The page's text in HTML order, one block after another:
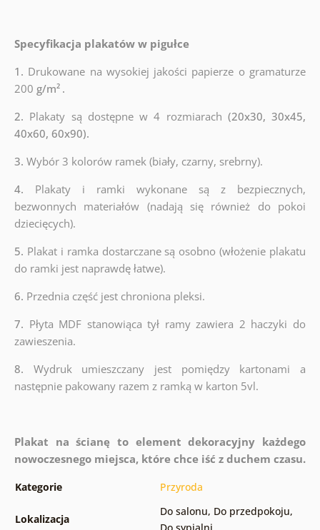
Specyfikacja plakatów w pigułce
1. Drukowane na wysokiej jakości papierze o gramaturze
200 g/m² .
2. Plakaty są dostępne w 4 rozmiarach (20x30, 30x45,
40x60, 60x90).
3. Wybór 3 kolorów ramek (biały, czarny, srebrny).
4. Plakaty i ramki wykonane są z bezpiecznych,
bezwonnych materiałów (nadają się również do pokoi
dziecięcych).
5. Plakat i ramka dostarczane są osobno (włożenie plakatu
do ramki jest naprawdę łatwe).
6. Przednia część jest chroniona pleksi.
7. Płyta MDF stanowiąca tył ramy zawiera 2 haczyki do
zawieszenia.
8. Wydruk umieszczany jest pomiędzy kartonami a
następnie pakowany razem z ramką w karton 5vl.
Plakat na ścianę to element dekoracyjny każdego
nowoczesnego miejsca, które chce iść z duchem czasu.
Kategorie Przyroda
Lokalizacja
Do salonu, Do przedpokoju,
Do sypialni